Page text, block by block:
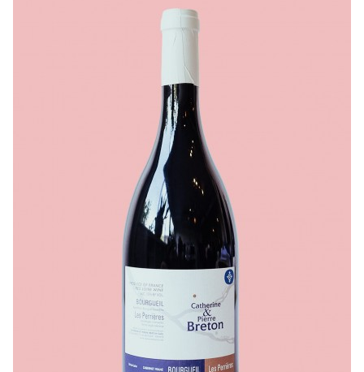
LISTE DE PRIX RESTAURANTS
POLITIQUE DE CONFIDENTIALITÉ